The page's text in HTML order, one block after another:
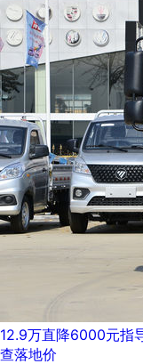
12.9万直降6000元指
查落地价